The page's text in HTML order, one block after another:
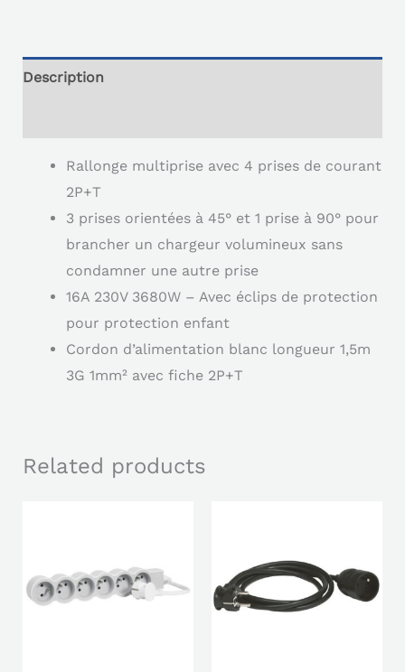
Description
Rallonge multiprise avec 4 prises de courant
2P+T
3 prises orientées à 45° et 1 prise à 90° pour
brancher un chargeur volumineux sans
condamner une autre prise
16A 230V 3680W – Avec éclips de protection
pour protection enfant
Cordon d’alimentation blanc longueur 1,5m
3G 1mm² avec fiche 2P+T
Related products